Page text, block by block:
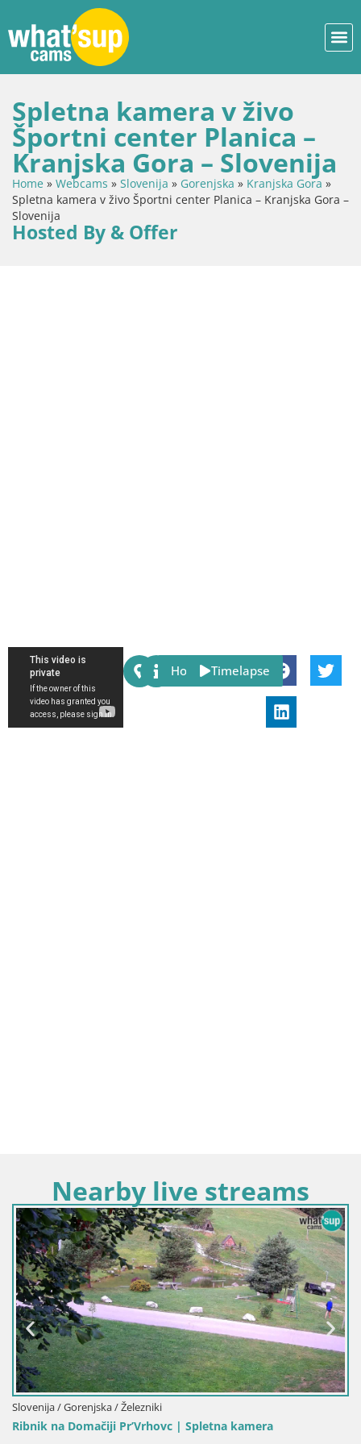
Spletna kamera v živo
Športni center Planica –
Kranjska Gora – Slovenija
Home » Webcams » Slovenija » Gorenjska » Kranjska Gora »
Spletna kamera v živo Športni center Planica – Kranjska Gora –
Slovenija
Hosted By & Offer
Share:
Host Timelapse
Nearby live streams
Slovenija / Gorenjska / Železniki
Ribnik na Domačiji Pr’Vrhovc | Spletna kamera